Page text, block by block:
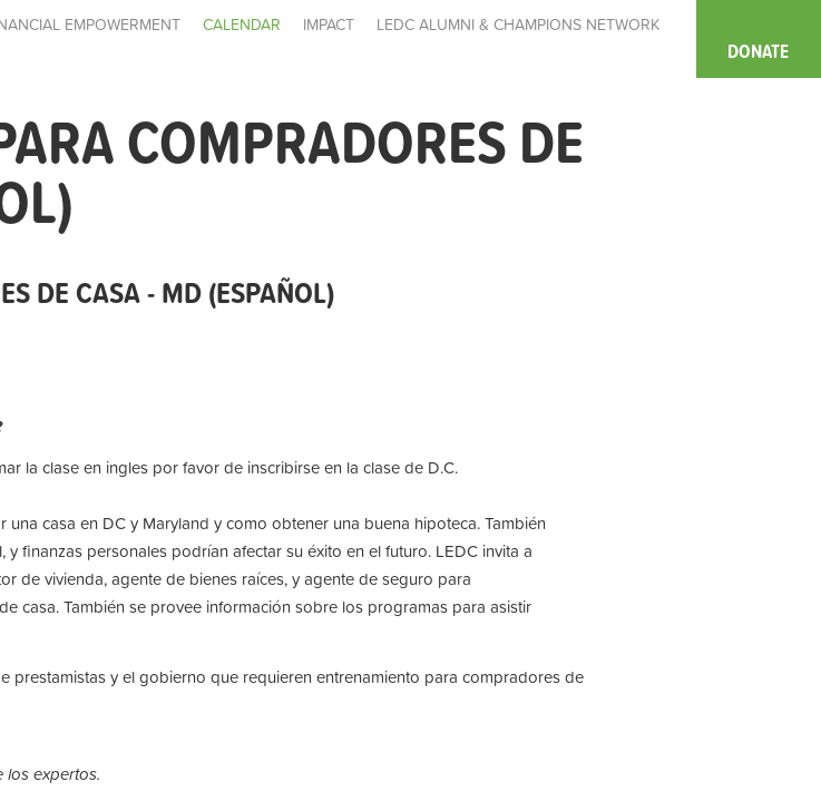
EMPOWERMENT CALENDAR IMPACT
LEDC ALUMNI & CHAMPIONS NETWORK
DONATE
COMPRADORES DE
DE CASA - MD (ESPAÑOL)
la clase en ingles por favor de inscribirse en la clase de D.C.
casa en DC y Maryland y como obtener una buena hipoteca. También
finanzas personales podrían afectar su éxito en el futuro. LEDC invita a
de vivienda, agente de bienes raíces, y agente de seguro para
casa. También se provee información sobre los programas para asistir
prestamistas y el gobierno que requieren entrenamiento para compradores de
expertos.